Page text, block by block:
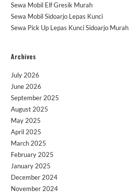
Sewa Mobil Elf Gresik Murah
Sewa Mobil Sidoarjo Lepas Kunci
Sewa Pick Up Lepas Kunci Sidoarjo Murah
Archives
July 2026
June 2026
September 2025
August 2025
May 2025
April 2025
March 2025
February 2025
January 2025
December 2024
November 2024